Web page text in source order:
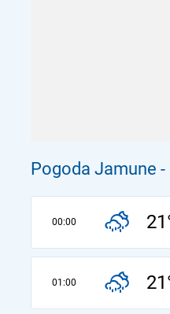
Pogoda Jamune
00:00
01:00